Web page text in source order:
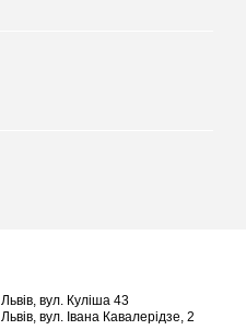
Львів, вул. Куліша 43
Львів, вул. Івана Кавалерідзе, 2